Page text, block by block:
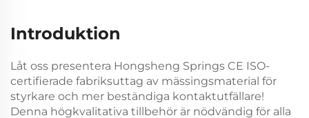
Introduktion
Låt oss presentera Hongsheng Springs CE ISO-
certifierade fabriksuttag av mässingsmaterial för
styrkare och mer beständiga kontaktutfällare!
Denna högkvalitativa tillbehör är nödvändig för alla